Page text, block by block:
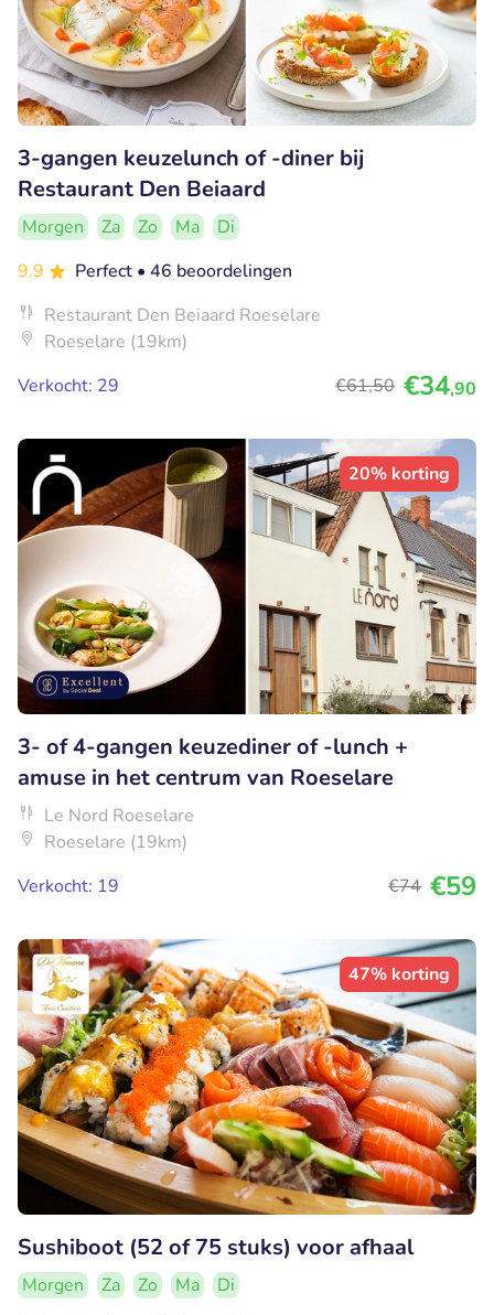
3-gangen keuzelunch of -diner bij
Restaurant Den Beiaard
Morgen Za Zo Ma
Di
9.9
Perfect • 46 beoordelingen
Restaurant Den Beiaard Roeselare
Roeselare (19km)
Verkocht: 29
€61,50 €34,90
20% korting
3- of 4-gangen keuzediner of -lunch +
amuse in het centrum van Roeselare
Le Nord Roeselare
Roeselare (19km)
Verkocht: 19
€74 €59
47% korting
Sushiboot (52 of 75 stuks) voor afhaal
Morgen Za Zo Ma
Di